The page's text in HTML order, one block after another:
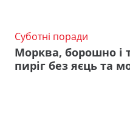
Суботні поради
Морква, борошно і
пиріг без яєць та